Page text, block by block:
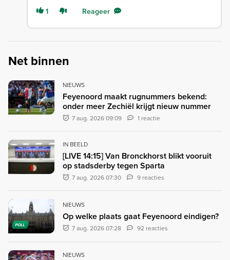
1 Reageer
Net binnen
NIEUWS
Feyenoord maakt rugnummers bekend:
onder meer Zechiël krijgt nieuw nummer
7 aug. 2026 09:09 1 reactie
IN BEELD
[LIVE 14:15] Van Bronckhorst blikt vooruit
op stadsderby tegen Sparta
7 aug. 2026 07:30 9 reacties
POLL
NIEUWS
Op welke plaats gaat Feyenoord eindigen?
7 aug. 2026 07:28 92 reacties
NIEUWS